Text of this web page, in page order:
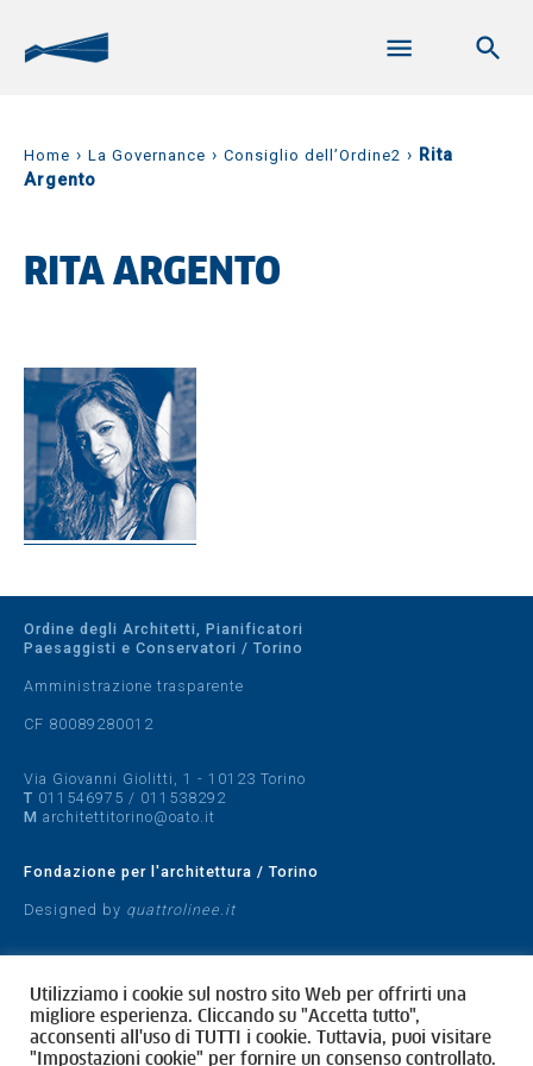
Home › La Governance › Consiglio dell’Ordine2 › Rita
Argento
RITA ARGENTO
Ordine degli Architetti, Pianificatori
Paesaggisti e Conservatori / Torino
Amministrazione trasparente
CF 80089280012
Via Giovanni Giolitti, 1 - 10123 Torino
T 011546975 / 011538292
M architettitorino@oato.it
Fondazione per l'architettura / Torino
Designed by quattrolinee.it
Privacy Policy
Utilizziamo i cookie sul nostro sito Web per offrirti una
migliore esperienza. Cliccando su "Accetta tutto",
acconsenti all'uso di TUTTI i cookie. Tuttavia, puoi visitare
"Impostazioni cookie" per fornire un consenso controllato.